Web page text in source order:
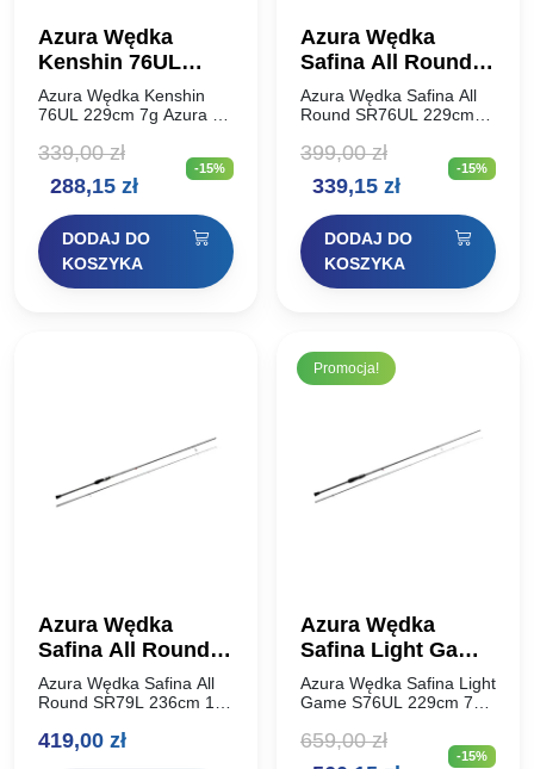
Azura Wędka
Kenshin 76UL
229cm 7g
Azura Wędka Kenshin
76UL 229cm 7g Azura 25
generacja serii wędzisk
Kenshin, które zyskały tak
dużą popularność wśród
doskonałym
parametrom…
339,00zł
Pierwotna
cena
wynosiła:
339,00 zł.
288,15 złAktualna
cena
wynosi:
288,15 zł.
-15%
DODAJ DO
KOSZYKA
Azura Wędka
Safina All Round
SR76UL 229cm 6g
Azura Wędka Safina All
Round SR76UL 229cm
seria czterech modeli,
stworzona z myślą o
wędkarzach, których
wymagają jak
najszerszego…
399,00zł
Pierwotna
cena
wynosiła:
399,00 zł.
339,15 złAktualna
cena
wynosi:
339,15 zł.
-15%
DODAJ DO
KOSZYKA
Azura Wędka
Safina All Round
SR79L 236cm 10g
Azura Wędka Safina All
Round SR79L 236cm 10g
czterech wędek
419,00 zł
Promocja!
Azura Wędka
Safina Light Game
S76UL 229cm 7 g
Azura Wędka Safina Light
Game S76UL 229cm 7g
to trzecia generacja
słynnej serii Safina w
659,00zł
-15%